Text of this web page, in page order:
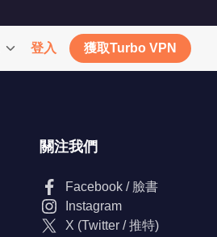
登入 獲取Turbo VPN
關注我們
Facebook / 臉書
Instagram
X (Twitter / 推特)